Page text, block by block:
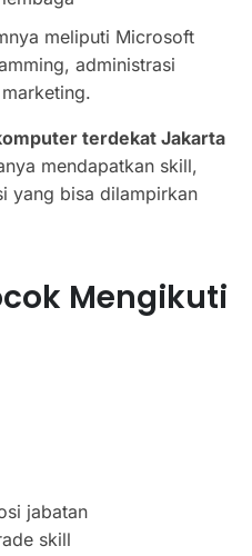
meliputi Microsoft
administrasi
terdekat Jakarta
mendapatkan skill,
yang bisa dilampirkan
Mengikuti
jabatan
skill